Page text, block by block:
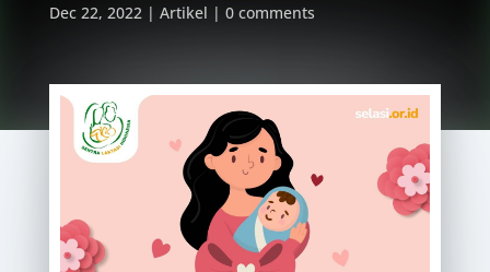
Dec 22, 2022 Artikel 0 comments